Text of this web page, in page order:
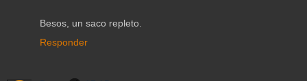
Besos, un saco repleto.
Responder